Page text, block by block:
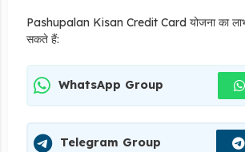
Pashupalan Kisan Credit Card योजना का लाभ
सकते हैं:
WhatsApp Group
Telegram Group